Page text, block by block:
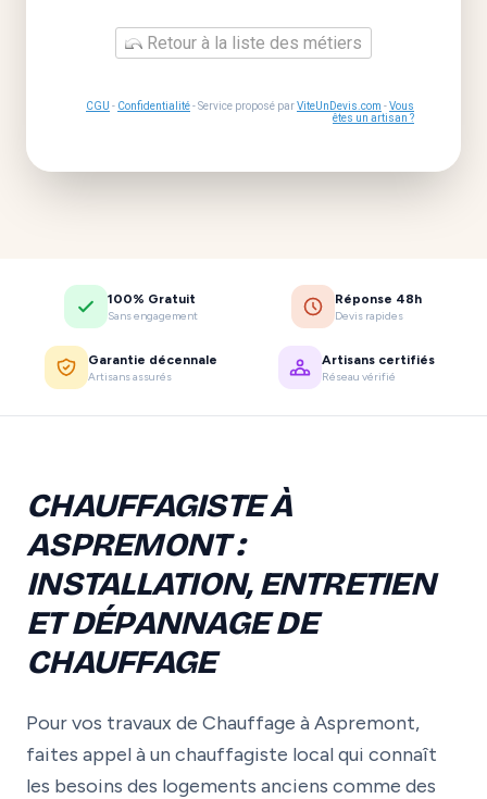
Retour à la liste des métiers
CGU - Confidentialité- Service proposé parViteUnDevis.com -Vous
êtes un artisan ?
100% Gratuit
Sans engagement
Réponse 48h
Devis rapides
Garantie décennale
Artisans assurés
Artisans certifiés
Réseau vérifié
CHAUFFAGISTE À
ASPREMONT :
INSTALLATION, ENTRETIEN
ET DÉPANNAGE DE
CHAUFFAGE
Pour vos travaux de Chauffage à Aspremont,
faites appel à un chauffagiste local qui connaît
les besoins des logements anciens comme des